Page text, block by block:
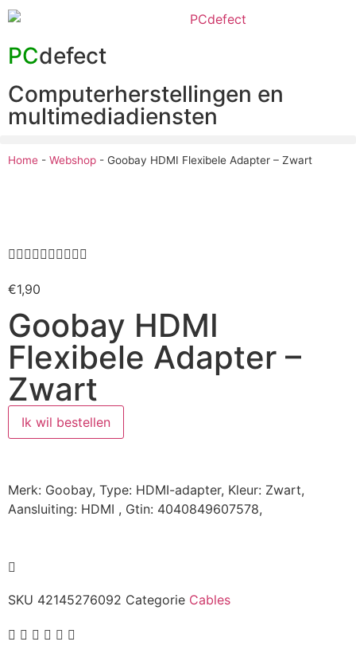
PCdefect
Computerherstellingen en
multimediadiensten
Home - Webshop - Goobay HDMI Flexibele Adapter – Zwart

€1,90
Goobay HDMI
Flexibele Adapter –
Zwart
Ik wil bestellen
Merk: Goobay, Type: HDMI-adapter, Kleur: Zwart,
Aansluiting: HDMI , Gtin: 4040849607578,
SKU 42145276092 Categorie Cables